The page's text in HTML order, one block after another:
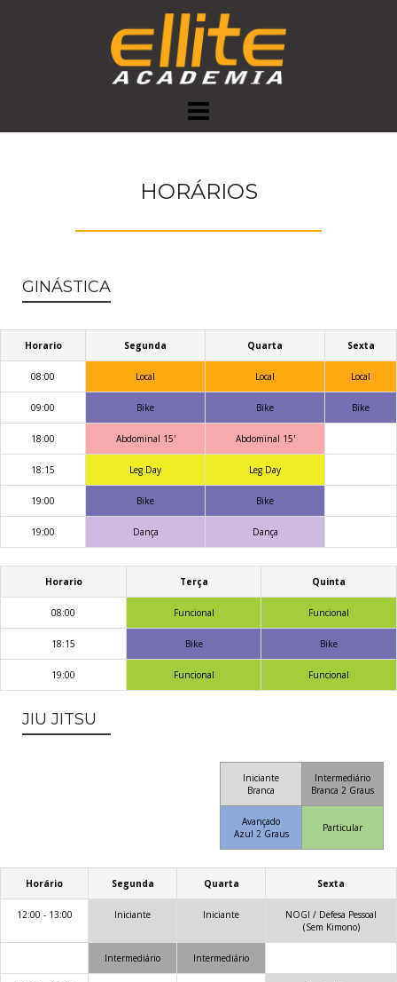
HORÁRIOS
GINÁSTICA
Horario Segunda Quarta Sexta
08:00 Local Local Local
09:00 Bike Bike Bike
18:00 Abdominal 15' Abdominal 15'
18:15 Leg Day Leg Day
19:00 Bike Bike
19:00 Dança Dança
Horario Terça Quinta
08:00 Funcional Funcional
18:15 Bike Bike
19:00 Funcional Funcional
JIU JITSU
Iniciante
Branca
Intermediário
Branca 2 Graus
Avançado
Azul 2 Graus
Particular
Horário Segunda Quarta Sexta
12:00 - 13:00 Iniciante Iniciante
NOGI / Defesa Pessoal
(Sem Kimono)
Intermediário Intermediário